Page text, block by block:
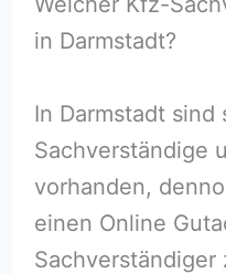
in Darmstadt?
In Darmstadt
Sachverständige
vorhanden,
einen Online
Sachverständiger